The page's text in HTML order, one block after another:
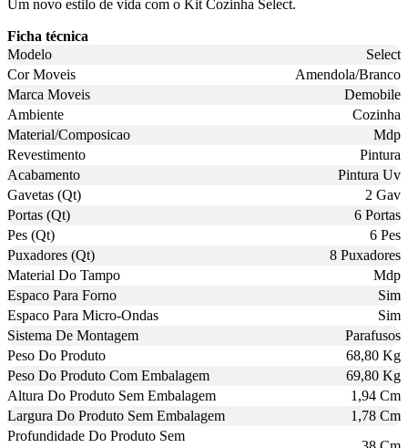
Um novo estilo de vida com o Kit Cozinha Select.
Ficha técnica
Modelo
Select
Cor Moveis
Amendola/Branco
Marca Moveis
Demobile
Ambiente
Cozinha
Material/Composicao
Mdp
Revestimento
Pintura
Acabamento
Pintura Uv
Gavetas (Qt)
2 Gav
Portas (Qt)
6 Portas
Pes (Qt)
6 Pes
Puxadores (Qt)
8 Puxadores
Material Do Tampo
Mdp
Espaco Para Forno
Sim
Espaco Para Micro-Ondas
Sim
Sistema De Montagem
Parafusos
Peso Do Produto
68,80 Kg
Peso Do Produto Com Embalagem
69,80 Kg
Altura Do Produto Sem Embalagem
1,94 Cm
Largura Do Produto Sem Embalagem
1,78 Cm
Profundidade Do Produto Sem